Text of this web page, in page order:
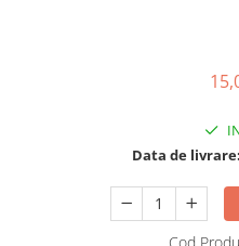
Data de livrare: